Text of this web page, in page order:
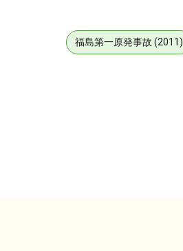
福島第一原発事故 (2011)